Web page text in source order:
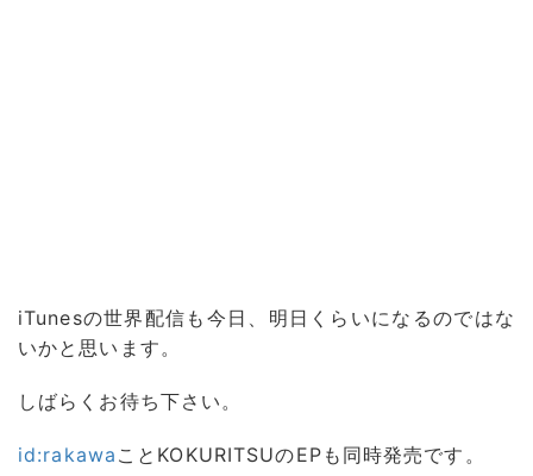
iTunesの世界配信も今日、明日くらいになるのではな
いかと思います。
しばらくお待ち下さい。
id:rakawa ことKOKURITSUのEPも同時発売です。